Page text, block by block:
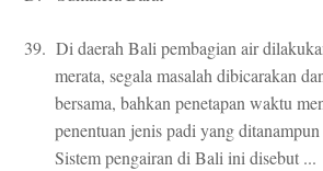
39. Di daerah Bali pembagian air
merata, segala masalah dibicarakan
bersama, bahkan penetapan waktu
penentuan jenis padi yang
Sistem pengairan di Bali ini disebut ...